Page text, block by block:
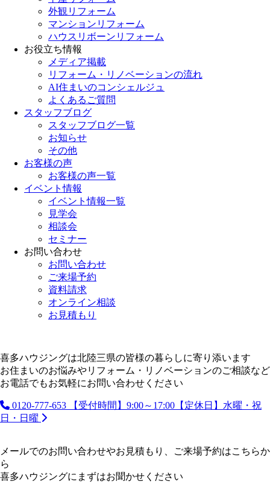
外観リフォーム
マンションリフォーム
ハウスリボーンリフォーム
お役立ち情報
メディア掲載
リフォーム・リノベーションの流れ
AI住まいのコンシェルジュ
よくあるご質問
スタッフブログ
スタッフブログ一覧
お知らせ
その他
お客様の声
お客様の声一覧
イベント情報
イベント情報一覧
見学会
相談会
セミナー
お問い合わせ
お問い合わせ
ご来場予約
資料請求
オンライン相談
お見積もり
喜多ハウジングは北陸三県の皆様の暮らしに寄り添います
お住まいのお悩みやリフォーム・リノベーションのご相談など
お電話でもお気軽にお問い合わせください
0120-777-653
【受付時間】9:00～17:00【定休日】水曜・祝
日・日曜
メールでのお問い合わせやお見積もり、ご来場予約はこちらか
ら
喜多ハウジングにまずはお聞かせください